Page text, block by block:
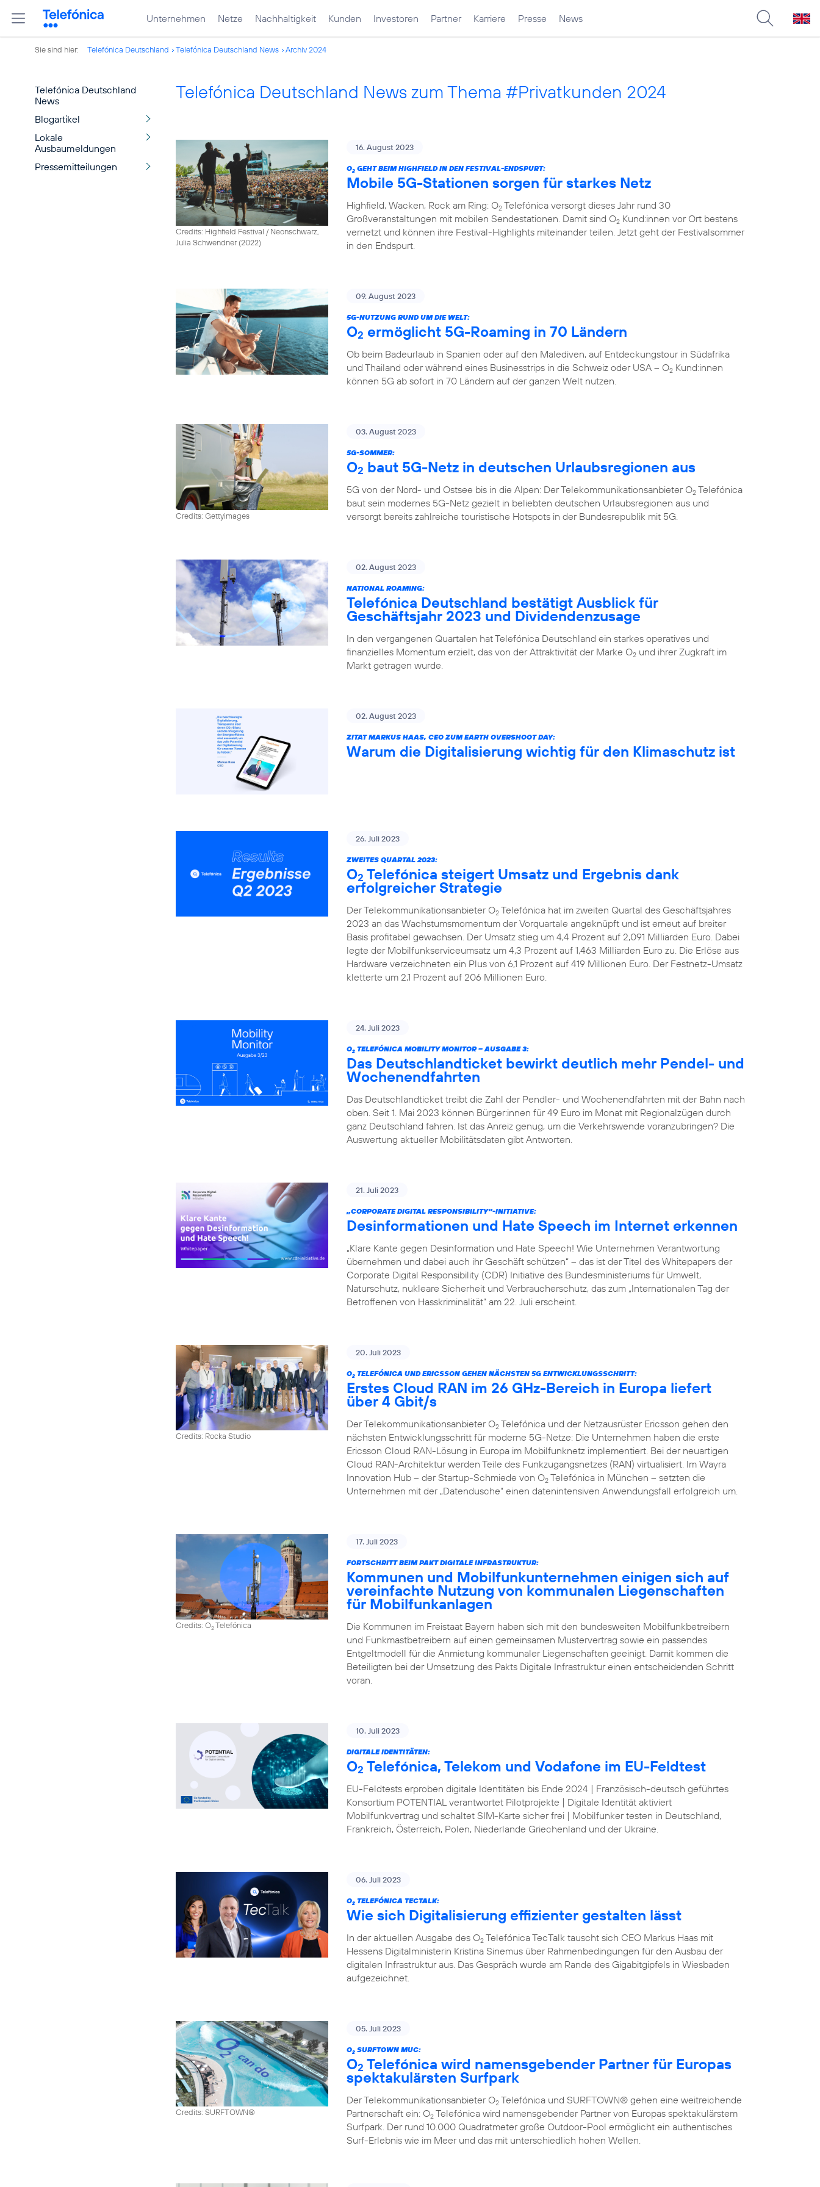
Unternehmen Netze Nachhaltigkeit Kunden Investoren Partner Karriere Presse News
Sie sind hier: Telefónica Deutschland Telefónica Deutschland News Archiv 2024
Telefónica Deutschland
News
Blogartikel
Lokale
Ausbaumeldungen
Pressemitteilungen
Telefónica Deutschland News zum Thema #Privatkunden 2024
Credits: Highfield Festival / Neonschwarz,
Julia Schwendner (2022)
16. August 2023
O2 GEHT BEIM HIGHFIELD IN DEN FESTIVAL-ENDSPURT:
Mobile 5G-Stationen sorgen für starkes Netz
Highfield, Wacken, Rock am Ring: O2 Telefónica versorgt dieses Jahr rund 30
Großveranstaltungen mit mobilen Sendestationen. Damit sind O2 Kund:innen vor Ort bestens
vernetzt und können ihre Festival-Highlights miteinander teilen. Jetzt geht der Festivalsommer
in den Endspurt.
09. August 2023
5G-NUTZUNG RUND UM DIE WELT:
O2 ermöglicht 5G-Roaming in 70 Ländern
Ob beim Badeurlaub in Spanien oder auf den Malediven, auf Entdeckungstour in Südafrika
und Thailand oder während eines Businesstrips in die Schweiz oder USA – O2 Kund:innen
können 5G ab sofort in 70 Ländern auf der ganzen Welt nutzen.
Credits: Gettyimages
03. August 2023
5G-SOMMER:
O2 baut 5G-Netz in deutschen Urlaubsregionen aus
5G von der Nord- und Ostsee bis in die Alpen: Der Telekommunikationsanbieter O2 Telefónica
baut sein modernes 5G-Netz gezielt in beliebten deutschen Urlaubsregionen aus und
versorgt bereits zahlreiche touristische Hotspots in der Bundesrepublik mit 5G.
02. August 2023
NATIONAL ROAMING:
Telefónica Deutschland bestätigt Ausblick für
Geschäftsjahr 2023 und Dividendenzusage
In den vergangenen Quartalen hat Telefónica Deutschland ein starkes operatives und
finanzielles Momentum erzielt, das von der Attraktivität der Marke O2 und ihrer Zugkraft im
Markt getragen wurde.
02. August 2023
ZITAT MARKUS HAAS, CEO ZUM EARTH OVERSHOOT DAY:
Warum die Digitalisierung wichtig für den Klimaschutz ist
26. Juli 2023
ZWEITES QUARTAL 2023:
O2 Telefónica steigert Umsatz und Ergebnis dank
erfolgreicher Strategie
Der Telekommunikationsanbieter O2 Telefónica hat im zweiten Quartal des Geschäftsjahres
2023 an das Wachstumsmomentum der Vorquartale angeknüpft und ist erneut auf breiter
Basis profitabel gewachsen. Der Umsatz stieg um 4,4 Prozent auf 2,091 Milliarden Euro. Dabei
legte der Mobilfunkserviceumsatz um 4,3 Prozent auf 1,463 Milliarden Euro zu. Die Erlöse aus
Hardware verzeichneten ein Plus von 6,1 Prozent auf 419 Millionen Euro. Der Festnetz-Umsatz
kletterte um 2,1 Prozent auf 206 Millionen Euro.
24. Juli 2023
O2 TELEFÓNICA MOBILITY MONITOR – AUSGABE 3:
Das Deutschlandticket bewirkt deutlich mehr Pendel- und
Wochenendfahrten
Das Deutschlandticket treibt die Zahl der Pendler- und Wochenendfahrten mit der Bahn nach
oben. Seit 1. Mai 2023 können Bürger:innen für 49 Euro im Monat mit Regionalzügen durch
ganz Deutschland fahren. Ist das Anreiz genug, um die Verkehrswende voranzubringen? Die
Auswertung aktueller Mobilitätsdaten gibt Antworten.
21. Juli 2023
„CORPORATE DIGITAL RESPONSIBILITY“-INITIATIVE:
Desinformationen und Hate Speech im Internet erkennen
„Klare Kante gegen Desinformation und Hate Speech! Wie Unternehmen Verantwortung
übernehmen und dabei auch ihr Geschäft schützen“ – das ist der Titel des Whitepapers der
Corporate Digital Responsibility (CDR) Initiative des Bundesministeriums für Umwelt,
Naturschutz, nukleare Sicherheit und Verbraucherschutz, das zum „Internationalen Tag der
Betroffenen von Hasskriminalität“ am 22. Juli erscheint.
Credits: Rocka Studio
20. Juli 2023
O2 TELEFÓNICA UND ERICSSON GEHEN NÄCHSTEN 5G ENTWICKLUNGSSCHRITT:
Erstes Cloud RAN im 26 GHz-Bereich in Europa liefert
über 4 Gbit/s
Der Telekommunikationsanbieter O2 Telefónica und der Netzausrüster Ericsson gehen den
nächsten Entwicklungsschritt für moderne 5G-Netze: Die Unternehmen haben die erste
Ericsson Cloud RAN-Lösung in Europa im Mobilfunknetz implementiert. Bei der neuartigen
Cloud RAN-Architektur werden Teile des Funkzugangsnetzes (RAN) virtualisiert. Im Wayra
Innovation Hub – der Startup-Schmiede von O2 Telefónica in München – setzten die
Unternehmen mit der „Datendusche“ einen datenintensiven Anwendungsfall erfolgreich um.
Credits: O2Telefónica
17. Juli 2023
FORTSCHRITT BEIM PAKT DIGITALE INFRASTRUKTUR:
Kommunen und Mobilfunkunternehmen einigen sich auf
vereinfachte Nutzung von kommunalen Liegenschaften
für Mobilfunkanlagen
Die Kommunen im Freistaat Bayern haben sich mit den bundesweiten Mobilfunkbetreibern
und Funkmastbetreibern auf einen gemeinsamen Mustervertrag sowie ein passendes
Entgeltmodell für die Anmietung kommunaler Liegenschaften geeinigt. Damit kommen die
Beteiligten bei der Umsetzung des Pakts Digitale Infrastruktur einen entscheidenden Schritt
voran.
10. Juli 2023
DIGITALE IDENTITÄTEN:
O2 Telefónica, Telekom und Vodafone im EU-Feldtest
EU-Feldtests erproben digitale Identitäten bis Ende 2024 | Französisch-deutsch geführtes
Konsortium POTENTIAL verantwortet Pilotprojekte | Digitale Identität aktiviert
Mobilfunkvertrag und schaltet SIM-Karte sicher frei | Mobilfunker testen in Deutschland,
Frankreich, Österreich, Polen, Niederlande Griechenland und der Ukraine.
06. Juli 2023
O2 TELEFÓNICA TECTALK:
Wie sich Digitalisierung effizienter gestalten lässt
In der aktuellen Ausgabe des O2 Telefónica TecTalk tauscht sich CEO Markus Haas mit
Hessens Digitalministerin Kristina Sinemus über Rahmenbedingungen für den Ausbau der
digitalen Infrastruktur aus. Das Gespräch wurde am Rande des Gigabitgipfels in Wiesbaden
aufgezeichnet.
Credits: SURFTOWN®
05. Juli 2023
O2 SURFTOWN MUC:
O2 Telefónica wird namensgebender Partner für Europas
spektakulärsten Surfpark
Der Telekommunikationsanbieter O2 Telefónica und SURFTOWN® gehen eine weitreichende
Partnerschaft ein: O2 Telefónica wird namensgebender Partner von Europas spektakulärstem
Surfpark. Der rund 10.000 Quadratmeter große Outdoor-Pool ermöglicht ein authentisches
Surf-Erlebnis wie im Meer und das mit unterschiedlich hohen Wellen.